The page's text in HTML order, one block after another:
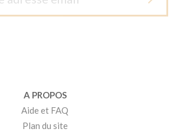
A PROPOS
Aide et FAQ
Plan du site